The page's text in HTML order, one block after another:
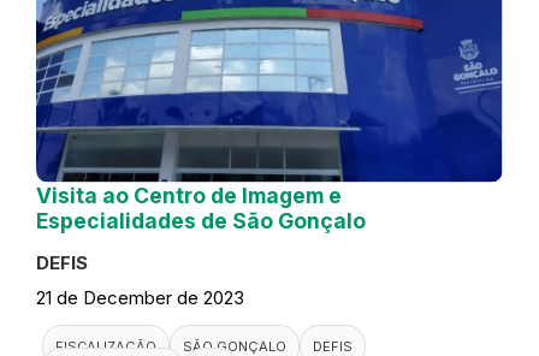
Visita ao Centro de Imagem e
Especialidades de São Gonçalo
DEFIS
21 de December de 2023
FISCALIZAÇÃO SÃO GONÇALO
DEFIS